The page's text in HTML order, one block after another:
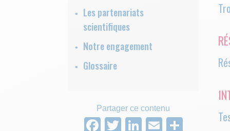
Les partenariats
scientifiques
Notre engagement
Glossaire
Partager ce contenu
Facebook
Twitter
LinkedIn
Email